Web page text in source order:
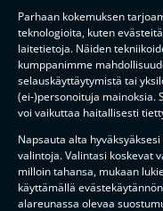
Parhaan kokemuksen
teknologioita, kuten
laitetietoja. Näiden
kumppanimme
selauskäyttäytymistä tai
(ei-)personoituja mainoksia.
voi vaikuttaa haitallisesti
Napsauta alta
valintoja. Valintasi koskevat
milloin tahansa, mukaan
käyttämällä
alareunassa olevaa